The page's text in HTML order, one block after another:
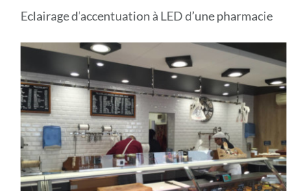
Eclairage d’accentuation à LED d’une pharmacie